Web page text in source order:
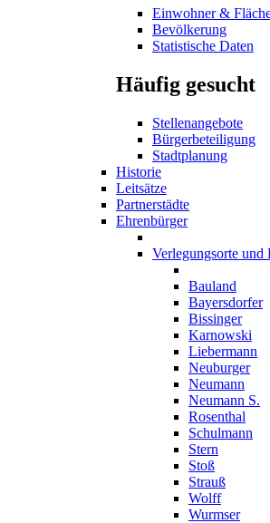
Einwohner &
Bevölkerung
Statistische Daten
Häufig gesucht
Stellenangebote
Bürgerbeteiligung
Stadtplanung
Historie
Leitsätze
Partnerstädte
Ehrenbürger
Verlegungsorte und
Bauland
Bayersdorfer
Bissinger
Karnowski
Liebermann
Neuburger
Neumann
Neumann S.
Rosenthal
Schulmann
Stern
Stoß
Strauß
Wolff
Wurmser